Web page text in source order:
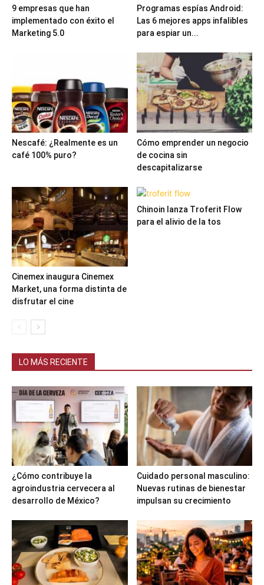
9 empresas que han
implementado con éxito el
Marketing 5.0
Programas espías Android:
Las 6 mejores apps infalibles
para espiar un...
Nescafé: ¿Realmente es un
café 100% puro?
Cómo emprender un negocio
de cocina sin
descapitalizarse
Cinemex inaugura Cinemex
Market, una forma distinta de
disfrutar el cine
Chinoin lanza Troferit Flow
para el alivio de la tos
LO MÁS RECIENTE
¿Cómo contribuye la
agroindustria cervecera al
desarrollo de México?
Cuidado personal masculino:
Nuevas rutinas de bienestar
impulsan su crecimiento